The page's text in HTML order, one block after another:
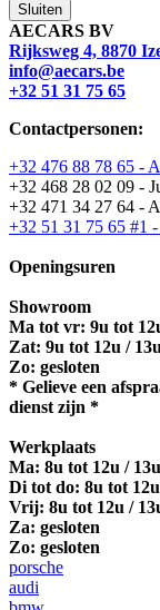
Sluiten
AECARS BV
Rijksweg 4, 8870
info@aecars.be
+32 51 31 75 65
Contactpersonen:
+32 476 88 78 65 -
+32 468 28 02 09 -
+32 471 34 27 64 -
+32 51 31 75 65 #1
Openingsuren
Showroom
Ma tot vr: 9u tot
Zat: 9u tot 12u /
Zo: gesloten
* Gelieve een
dienst zijn *
Werkplaats
Ma: 8u tot 12u /
Di tot do: 8u tot
Vrij: 8u tot 12u /
Za: gesloten
Zo: gesloten
porsche
audi